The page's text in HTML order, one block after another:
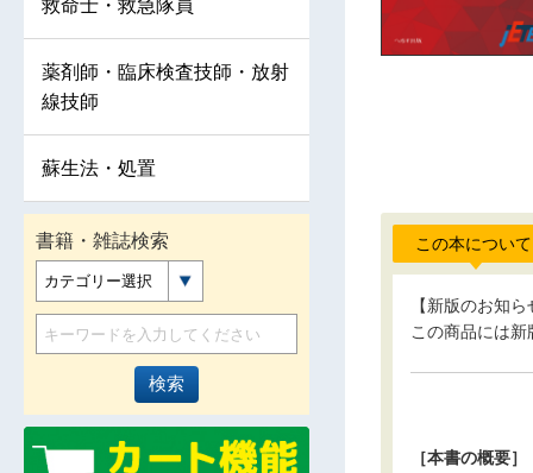
この本について
【新版のお知ら
この商品には
［本書の概要］
救命士・救急隊員
薬剤師・臨床検査技師・放射
線技師
蘇生法・処置
書籍・雑誌検索
カテゴリー選択